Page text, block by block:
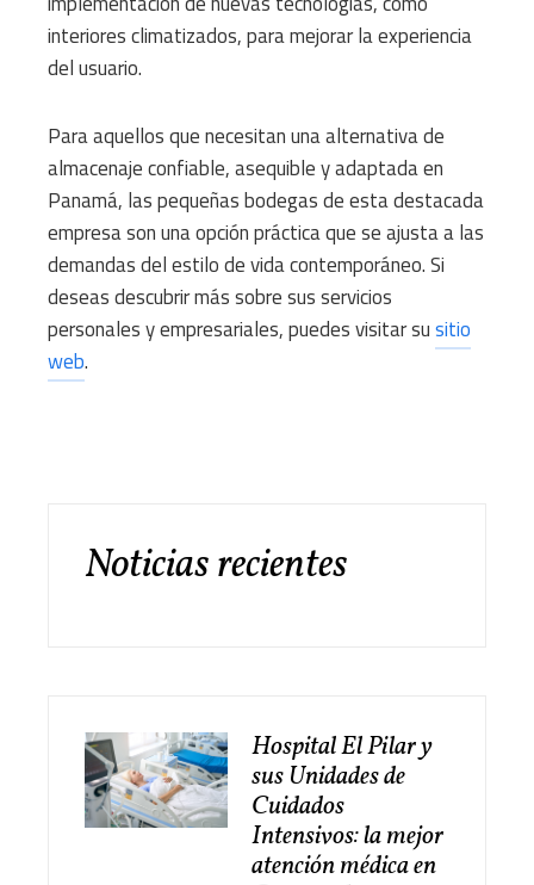
interiores climatizados, para mejorar la experiencia
del usuario.
Para aquellos que necesitan una alternativa de
almacenaje confiable, asequible y adaptada en
Panamá, las pequeñas bodegas de esta destacada
empresa son una opción práctica que se ajusta a las
demandas del estilo de vida contemporáneo. Si
deseas descubrir más sobre sus servicios
personales y empresariales, puedes visitar susitio
web.
Noticias recientes
Hospital El Pilar y
sus Unidades de
Cuidados
Intensivos: la mejor
atención médica en